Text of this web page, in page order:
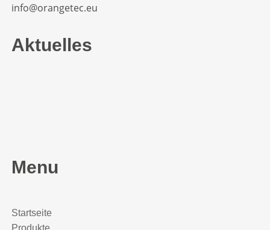
info@orangetec.eu
Aktuelles
Menu
Startseite